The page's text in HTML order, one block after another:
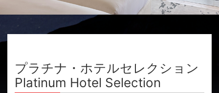
プラチナ・ホテルセレクション
Platinum Hotel Selection